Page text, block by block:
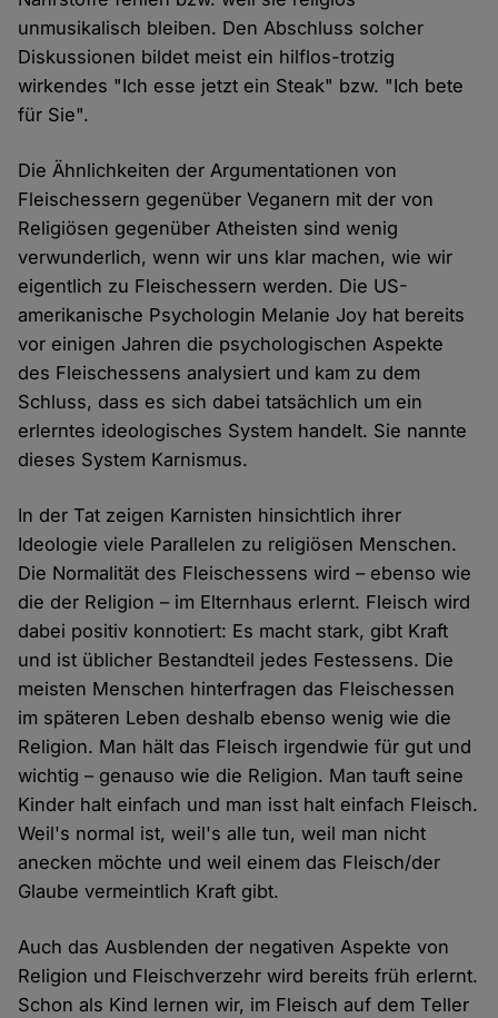
unmusikalisch bleiben. Den Abschluss solcher
Diskussionen bildet meist ein hilflos-trotzig
wirkendes "Ich esse jetzt ein Steak" bzw. "Ich bete
für Sie".
Die Ähnlichkeiten der Argumentationen von
Fleischessern gegenüber Veganern mit der von
Religiösen gegenüber Atheisten sind wenig
verwunderlich, wenn wir uns klar machen, wie wir
eigentlich zu Fleischessern werden. Die US-
amerikanische Psychologin Melanie Joy hat bereits
vor einigen Jahren die psychologischen Aspekte
des Fleischessens analysiert und kam zu dem
Schluss, dass es sich dabei tatsächlich um ein
erlerntes ideologisches System handelt. Sie nannte
dieses System Karnismus.
In der Tat zeigen Karnisten hinsichtlich ihrer
Ideologie viele Parallelen zu religiösen Menschen.
Die Normalität des Fleischessens wird – ebenso wie
die der Religion – im Elternhaus erlernt. Fleisch wird
dabei positiv konnotiert: Es macht stark, gibt Kraft
und ist üblicher Bestandteil jedes Festessens. Die
meisten Menschen hinterfragen das Fleischessen
im späteren Leben deshalb ebenso wenig wie die
Religion. Man hält das Fleisch irgendwie für gut und
wichtig – genauso wie die Religion. Man tauft seine
Kinder halt einfach und man isst halt einfach Fleisch.
Weil's normal ist, weil's alle tun, weil man nicht
anecken möchte und weil einem das Fleisch/der
Glaube vermeintlich Kraft gibt.
Auch das Ausblenden der negativen Aspekte von
Religion und Fleischverzehr wird bereits früh erlernt.
Schon als Kind lernen wir, im Fleisch auf dem Teller